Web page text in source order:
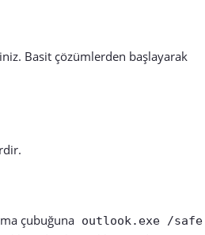
Basit çözümlerden başlayarak
çubuğuna outlook.exe /safe